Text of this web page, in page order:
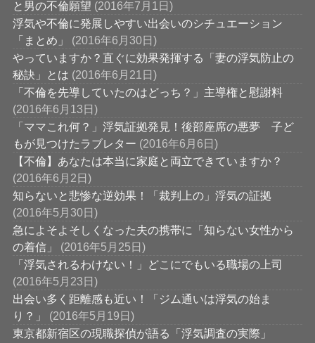
と男の不倫願望 (2016年7月1日)
浮気や不倫に発展しやすい出会いのシチュエーション
「まとめ」
(2016年6月30日)
やっていますか？直ぐに効果発揮する「妻の浮気防止の
秘訣」とは (2016年6月21日)
「不倫を先導していたのはどっち？」主導権と慰謝料
(2016年6月13日)
「ママこれ何？」浮気証拠発見！後部座席の悪夢 子ど
もが見つけたラブレター (2016年6月6日)
【不倫】あなたは本当に家庭と両立できていますか？
(2016年6月2日)
知らないと悲惨な逆効果！「裁判上の」浮気の証拠
(2016年5月30日)
急によそよそしくなった夫の携帯に「知らない女性から
の着信」
(2016年5月25日)
「浮気されるわけない！」どこにでもいる職場の上司
(2016年5月23日)
出会い多く距離感も近い！「ジム通いは浮気の始ま
り？」
(2016年5月19日)
東京都新宿区の現職探偵が語る「浮気調査の実際」